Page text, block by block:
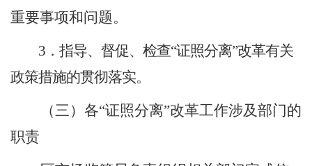
重要事项和问题。
3 ．指导、督促、检查“证照分离”改革有关
政策措施的贯彻落实。
（三）各“证照分离”改革工作涉及部门的
职责